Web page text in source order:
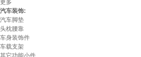
更多
汽车装饰:
汽车脚垫
头枕腰靠
车身装饰件
车载支架
其它功能小件